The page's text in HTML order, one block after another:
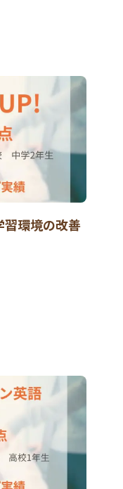
環境の改善